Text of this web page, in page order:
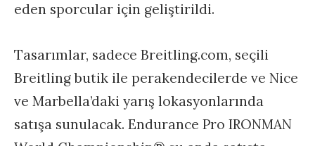
eden sporcular için geliştirildi.
Tasarımlar, sadece Breitling.com, seçili
Breitling butik ile perakendecilerde ve Nice
ve Marbella’daki yarış lokasyonlarında
satışa sunulacak. Endurance Pro IRONMAN